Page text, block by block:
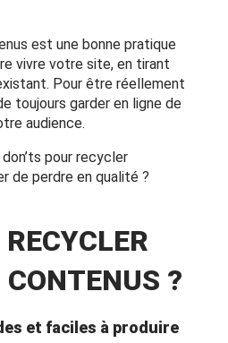
est une bonne pratique
vivre votre site, en tirant
Pour être réellement
toujours garder en ligne de
audience.
pour recycler
de perdre en qualité ?
CONTENUS ?
et faciles à produire